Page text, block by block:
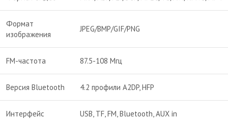
Формат
изображения
JPEG/BMP/GIF/PNG
FM-частота 87.5-108 Мгц
Версия Bluetooth 4.2 профили A2DP, HFP
Интерфейс USB, TF, FM, Bluetooth, AUX in